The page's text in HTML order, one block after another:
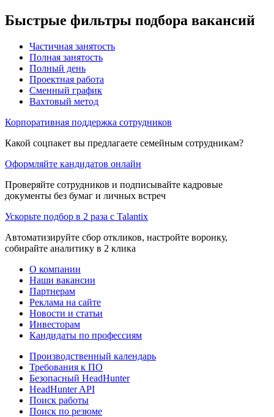
Быстрые фильтры подбора вакансий
Частичная занятость
Полная занятость
Полный день
Проектная работа
Сменный график
Вахтовый метод
Корпоративная поддержка сотрудников
Какой соцпакет вы предлагаете семейным сотрудникам?
Оформляйте кандидатов онлайн
Проверяйте сотрудников и подписывайте кадровые
документы без бумаг и личных встреч
Ускорьте подбор в 2 раза с Talantix
Автоматизируйте сбор откликов, настройте воронку,
собирайте аналитику в 2 клика
О компании
Наши вакансии
Партнерам
Реклама на сайте
Новости и статьи
Инвесторам
Кандидаты по профессиям
Производственный календарь
Требования к ПО
Безопасный HeadHunter
HeadHunter API
Поиск работы
Поиск по резюме